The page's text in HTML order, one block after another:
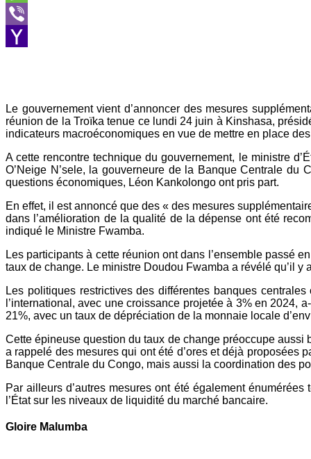
Message
Viber
Le gouvernement vient d’annoncer des mesures
réunion de la Troïka tenue ce lundi 24 juin à Kinshasa,
indicateurs macroéconomiques en vue de mettre en place
A cette rencontre technique du gouvernement, le ministre
O’Neige N’sele, la gouverneure de la Banque Centrale
questions économiques, Léon Kankolongo ont pris part.
En effet, il est annoncé que des « des mesures
dans l’amélioration de la qualité de la dépense ont été
indiqué le Ministre Fwamba.
Les participants à cette réunion ont dans l’ensemble passé
taux de change. Le ministre Doudou Fwamba a révélé qu’il
Les politiques restrictives des différentes banques
l’international, avec une croissance projetée à 3% en 2024,
21%, avec un taux de dépréciation de la monnaie locale
Cette épineuse question du taux de change préoccupe
a rappelé des mesures qui ont été d’ores et déjà proposées
Banque Centrale du Congo, mais aussi la coordination des
Par ailleurs d’autres mesures ont été également
l’État sur les niveaux de liquidité du marché bancaire.
Gloire Malumba